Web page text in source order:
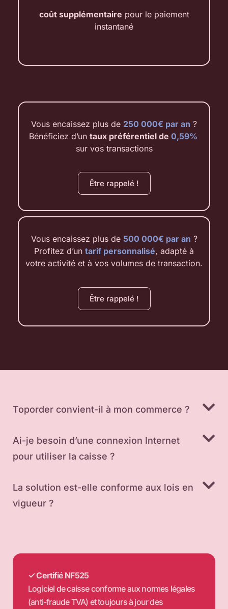
coût supplémentaire pour le paiement
instantané
Vous encaissez plus de 250 000€ par an ?
Bénéficiez d’un taux préférentiel de 0,59%
sur vos transactions
Être rappelé !
Vous encaissez plus de 500 000€ par an ?
Profitez d’un tarif personnalisé, adapté à
votre activité et à vos volumes de transaction.
Être rappelé !
Toporder convient-il à mon commerce ?
Ai-je besoin d’une connexion Internet
pour utiliser la caisse ?
La solution est-elle conforme aux lois en
vigueur ?
✓ Certifié NF525
Logiciel de caisse conforme aux normes légales
(anti-fraude TVA) et toujours à jour des